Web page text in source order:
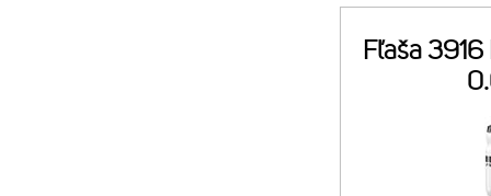
Fľaša 3916